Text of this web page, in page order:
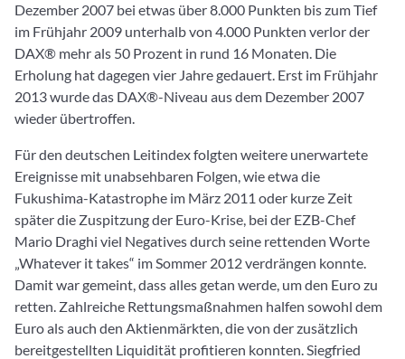
Dezember 2007 bei etwas über 8.000 Punkten bis zum Tief
im Frühjahr 2009 unterhalb von 4.000 Punkten verlor der
DAX® mehr als 50 Prozent in rund 16 Monaten. Die
Erholung hat dagegen vier Jahre gedauert. Erst im Frühjahr
2013 wurde das DAX®-Niveau aus dem Dezember 2007
wieder übertroffen.
Für den deutschen Leitindex folgten weitere unerwartete
Ereignisse mit unabsehbaren Folgen, wie etwa die
Fukushima-Katastrophe im März 2011 oder kurze Zeit
später die Zuspitzung der Euro-Krise, bei der EZB-Chef
Mario Draghi viel Negatives durch seine rettenden Worte
„Whatever it takes“ im Sommer 2012 verdrängen konnte.
Damit war gemeint, dass alles getan werde, um den Euro zu
retten. Zahlreiche Rettungsmaßnahmen halfen sowohl dem
Euro als auch den Aktienmärkten, die von der zusätzlich
bereitgestellten Liquidität profitieren konnten. Siegfried